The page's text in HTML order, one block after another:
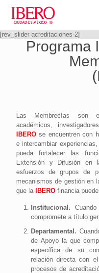
[rev_slider acreditaciones-2]
Programa
Las Membrecías son
académicos,
IBERO se encuentren con
e intercambiar
pueda fortalecer las
Extensión y Difusión en
esfuerzos de grupos de
mecanismos de gestión en
que la IBERO financia
Institucional.
compromete a título
Departamental.
de Apoyo la que
específica de su
relación directa con
procesos de